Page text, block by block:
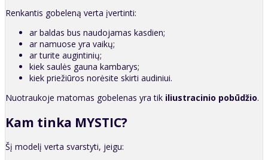
Renkantis gobeleną verta įvertinti:
ar baldas bus naudojamas kasdien;
ar namuose yra vaikų;
ar turite augintinių;
kiek saulės gauna kambarys;
kiek priežiūros norėsite skirti audiniui.
Nuotraukoje matomas gobelenas yra tik iliustracinio pobūdžio.
Kam tinka MYSTIC?
Šį modelį verta svarstyti, jeigu: